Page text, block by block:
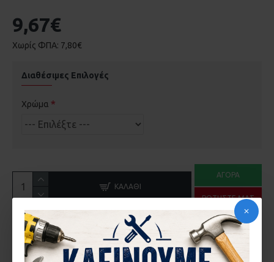
9,67€
Χωρίς ΦΠΑ: 7,80€
Διαθέσιμες Επιλογές
Χρώμα
ΚΑΛΆΘΙ
ΑΓΟΡΆ
ΡΩΤΉΣΤΕ ΜΑΣ